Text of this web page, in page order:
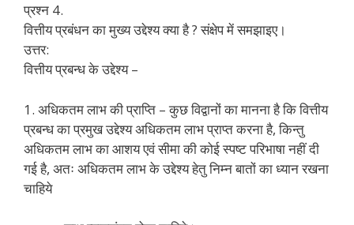
प्रश्न 4.
वित्तीय प्रबंधन का मुख्य उद्देश्य क्या है ? संक्षेप में समझाइए।
उत्तर:
वित्तीय प्रबन्ध के उद्देश्य –
1. अधिकतम लाभ की प्राप्ति – कुछ विद्वानों का मानना है कि वित्तीय
प्रबन्ध का प्रमुख उद्देश्य अधिकतम लाभ प्राप्त करना है, किन्तु
अधिकतम लाभ का आशय एवं सीमा की कोई स्पष्ट परिभाषा नहीं दी
गई है, अतः अधिकतम लाभ के उद्देश्य हेतु निम्न बातों का ध्यान रखना
चाहिये